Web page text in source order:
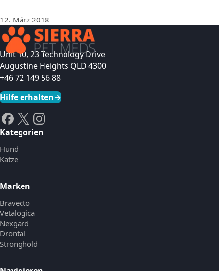
12. März 2018
Unit 10, 23 Technology Drive
Augustine Heights QLD 4300
+46 72 149 56 88
Hilfe erhalten→
Kategorien
Hund
Katze
Marken
Bravecto
Vetalogica
Nexgard
Drontal
Stronghold